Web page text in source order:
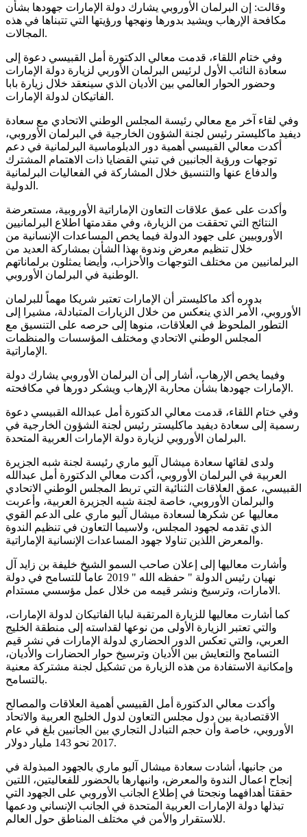
وقالت: إن البرلمان الأوروبي يشارك دولة الإمارات جهودها بشأن
مكافحة الإرهاب ويشيد بدورها ونهجها ورؤيتها التي تتبناها في هذه
المجالات.
وفي ختام اللقاء، قدمت معالي الدكتورة أمل القبيسي دعوة إلى
سعادة النائب الأول لرئيس البرلمان الأوربي لزيارة دولة الإمارات
وحضور الحوار العالمي بين الأديان الذي سينعقد خلال زيارة بابا
الفاتيكان لدولة الإمارات.
وفي لقاء آخر مع معالي رئيسة المجلس الوطني الاتحادي مع سعادة
ديفيد ماكليستر رئيس لجنة الشؤون الخارجية في البرلمان الأوروبي،
أكدت معالي القبيسي أهمية دور الدبلوماسية البرلمانية في دعم
توجهات ورؤية الجانبين في تبني القضايا ذات الاهتمام المشترك
والدفاع عنها والتنسيق خلال المشاركة في الفعاليات البرلمانية
الدولية.
وأكدت على عمق علاقات التعاون الإماراتية الأوروبية، مستعرضة
النتائج التي تحققت من الزيارة، وفي مقدمتها اطلاع البرلمانيين
الأوروبيين على جهود الدولة فيما يخص المساعدات الإنسانية من
خلال تنظيم معرض وندوة بهذا الشأن بمشاركة العديد من
البرلمانيين من مختلف التوجهات والأحزاب، وأيضا يمثلون برلماناتهم
الوطنية في البرلمان الأوروبي.
بدوره أكد ماكليستر أن الإمارات تعتبر شريكا مهماً للبرلمان
الأوروبي، الأمر الذي ينعكس من خلال الزيارات المتبادلة، مشيرا إلى
التطور الملحوظ في العلاقات، منوها إلى حرصه على التنسيق مع
المجلس الوطني الاتحادي ومختلف المؤسسات والمنظمات
الإماراتية.
وفيما يخص الإرهاب، أشار إلى أن البرلمان الأوروبي يشارك دولة
الإمارات جهودها بشأن محاربة الإرهاب ويشكر دورها في مكافحته.
وفي ختام اللقاء، قدمت معالي الدكتورة أمل عبدالله القبيسي دعوة
رسمية إلى سعادة ديفيد ماكليستر رئيس لجنة الشؤون الخارجية في
البرلمان الأوروبي لزيارة دولة الإمارات العربية المتحدة.
ولدى لقائها سعادة ميشال آليو ماري رئيسة لجنة شبه الجزيرة
العربية في البرلمان الأوروبي، أكدت معالي الدكتورة أمل عبدالله
القبيسي، عمق العلاقات الثنائية التي تربط المجلس الوطني الاتحادي
والبرلمان الأوروبي، خاصة لجنة شبه الجزيرة العربية، وأعربت
معاليها عن شكرها لسعادة ميشال آليو ماري على الدعم القوي
الذي تقدمه لجهود المجلس، ولاسيما التعاون في تنظيم الندوة
والمعرض اللذين تناولا جهود المساعدات الإنسانية الإماراتية.
وأشارت معاليها إلى إعلان صاحب السمو الشيخ خليفة بن زايد آل
نهيان رئيس الدولة " حفظه الله " 2019 عاماً للتسامح في دولة
الامارات، وترسيخ ونشر قيمه من خلال عمل مؤسسي مستدام.
كما أشارت معاليها للزيارة المرتقبة لبابا الفاتيكان لدولة الإمارات،
والتي تعتبر الزيارة الأولى من نوعها لقداسته إلى منطقة الخليج
العربي، والتي تعكس الدور الحضاري لدولة الإمارات في نشر قيم
التسامح والتعايش بين الأديان وترسيخ حوار الحضارات والأديان،
وإمكانية الاستفادة من هذه الزيارة من تشكيل لجنة مشتركة معنية
بالتسامح.
وأكدت معالي الدكتورة أمل القبيسي أهمية العلاقات والمصالح
الاقتصادية بين دول مجلس التعاون لدول الخليج العربية والاتحاد
الأوروبي، خاصة وأن حجم التبادل التجاري بين الجانبين بلغ في عام
2017 نحو 143 مليار دولار.
من جانبها، أشادت سعادة ميشال آليو ماري بالجهود المبذولة في
إنجاح اعمال الندوة والمعرض، وانبهارها بالحضور للفعاليتين، اللتين
حققتا أهدافهما ونجحتا في إطلاع الجانب الأوروبي على الجهود التي
تبذلها دولة الإمارات العربية المتحدة في الجانب الإنساني ودعمها
للاستقرار والأمن في مختلف المناطق حول العالم.